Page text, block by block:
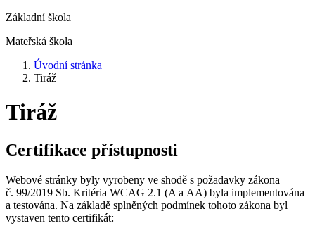
Základní škola
Mateřská škola
Úvodní stránka
Tiráž
Tiráž
Certifikace přístupnosti
Webové stránky byly vyrobeny ve shodě s požadavky zákona
č. 99/2019 Sb. Kritéria WCAG 2.1 (A a AA) byla implementována
a testována. Na základě splněných podmínek tohoto zákona byl
vystaven tento certifikát: